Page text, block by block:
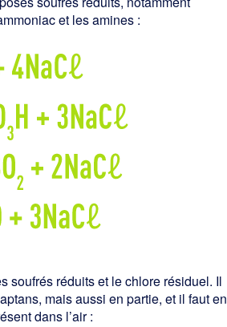
et les amines :
soufrés réduits et le chlore résiduel. Il
mais aussi en partie, et il faut en
dans l’air :